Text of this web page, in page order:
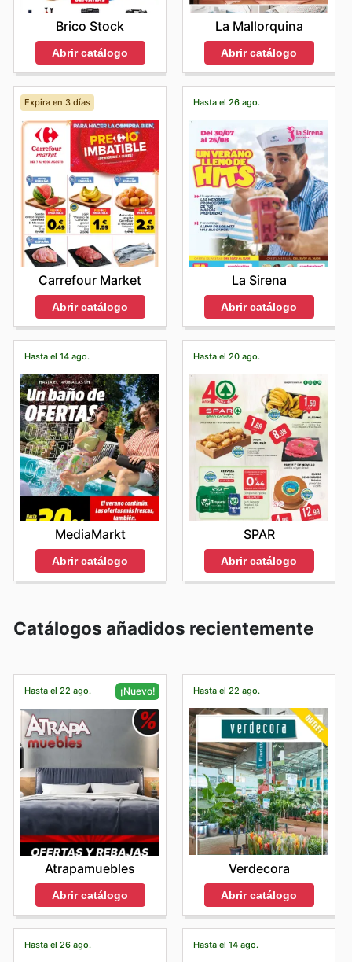
Brico Stock
Abrir catálogo
La Mallorquina
Abrir catálogo
Expira en 3 días
Carrefour Market
Abrir catálogo
Hasta el 26 ago.
La Sirena
Abrir catálogo
Hasta el 14 ago.
MediaMarkt
Abrir catálogo
Hasta el 20 ago.
SPAR
Abrir catálogo
Catálogos añadidos recientemente
Hasta el 22 ago. ¡Nuevo!
Atrapamuebles
Abrir catálogo
Hasta el 22 ago.
Verdecora
Abrir catálogo
Hasta el 26 ago. Hasta el 14 ago.